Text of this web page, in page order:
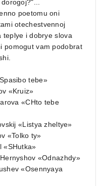
poetomu oni
otechestvennoj
teplye i dobrye slova
pomogut vam podobrat
tebe»
«Kruiz»
«CHto tebe
«Listya zheltye»
«Tolko ty»
«SHutka»
«Odnazhdy»
«Osennyaya